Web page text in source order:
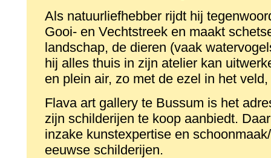
Als natuurliefhebber rijdt hij
Gooi- en Vechtstreek en maakt
landschap, de dieren (vaak
hij alles thuis in zijn atelier kan
en plein air, zo met de ezel in het
Flava art gallery te Bussum is het
zijn schilderijen te koop aanbiedt.
inzake kunstexpertise en
eeuwse schilderijen.